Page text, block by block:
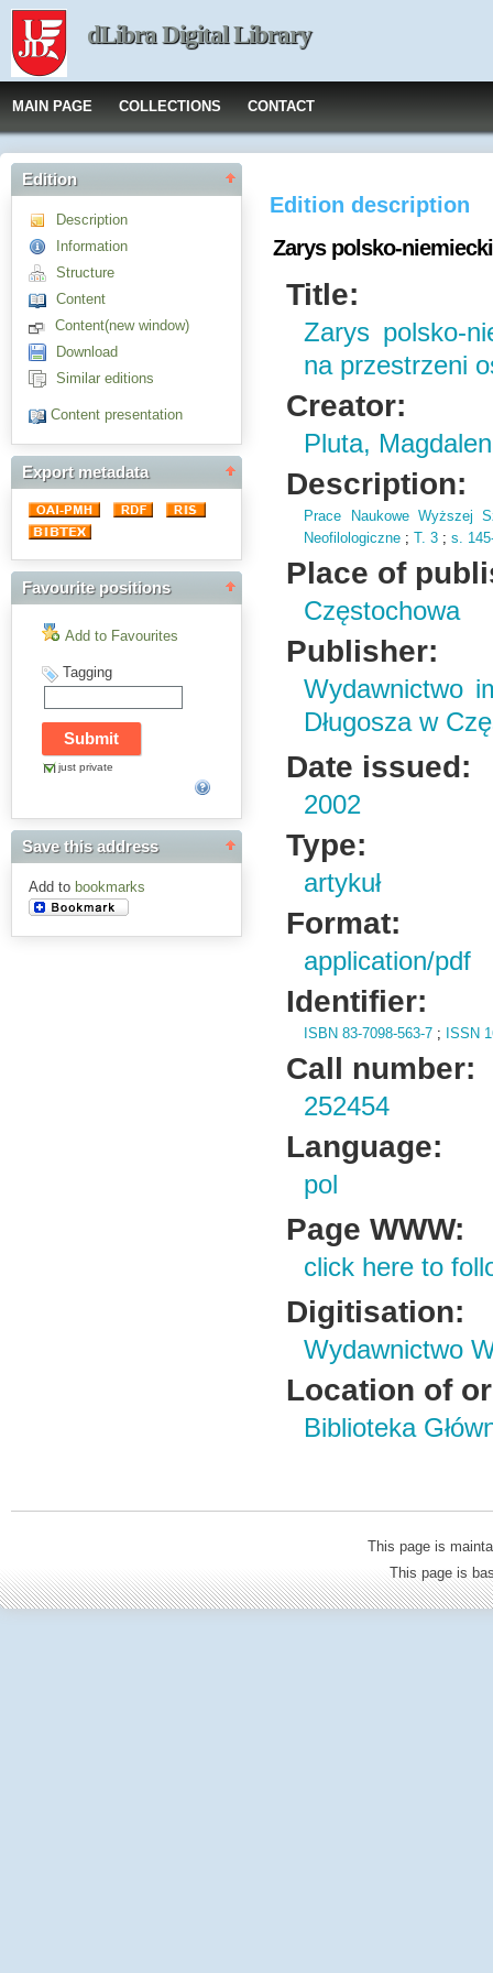
dLibra Digital Library
MAIN PAGE COLLECTIONS CONTACT
Edition
Description
Information
Structure
Content
Content(new window)
Download
Similar editions
Content presentation
Export metadata
Favourite positions
Add to Favourites
Tagging
just private
Save this address
Add to bookmarks
Edition description
Zarys polsko-
Title:
Zarys polsko-
na przestrzeni
Creator:
Pluta,
Description:
Prace Naukowe Wyższej
Neofilologiczne ;T. 3 ;s.
Place of
Częstochowa
Publisher:
Wydawnictwo
Długosza w
Date issued:
2002
Type:
artykuł
Format:
application/pdf
Identifier:
ISBN 83-7098-563-7 ; ISSN
Call number:
252454
Language:
pol
Page WWW:
click here to
Digitisation:
Wydawnictwo
Location of
Biblioteka
This page is
This page is